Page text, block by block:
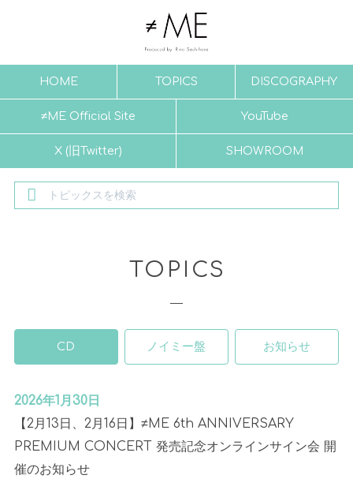
HOME TOPICS DISCOGRAPHY
≠ME Official Site YouTube
X (旧Twitter) SHOWROOM
TOPICS
CD ノイミー盤 お知らせ
2026年1月30日
【2月13日、2月16日】≠ME 6th ANNIVERSARY
PREMIUM CONCERT 発売記念オンラインサイン会 開
催のお知らせ